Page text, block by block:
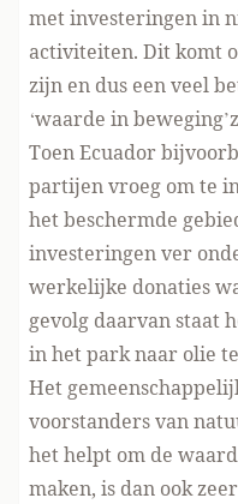
met investeringen in
activiteiten. Dit komt
zijn en dus een veel
‘waarde in
Toen Ecuador
partijen vroeg om te
het beschermde
investeringen ver
werkelijke donaties
gevolg daarvan staat
in het park naar olie
Het
voorstanders van
het helpt om de
maken, is dan ook